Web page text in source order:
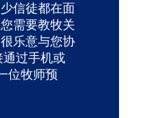
信徒都在面
需要教牧关
乐意与您协
过手机或
位牧师预